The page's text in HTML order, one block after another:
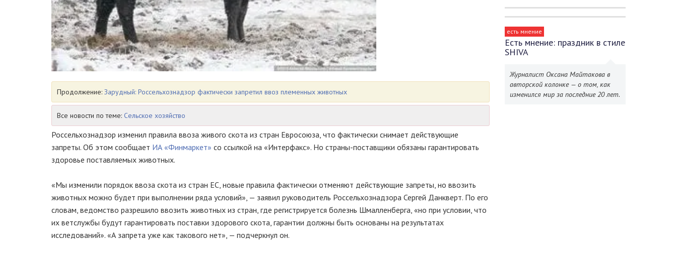
Продолжение: Зарудный: Россельхознадзор фактически запретил ввоз племенных животных
Все новости по теме: Сельское хозяйство
Россельхознадзор изменил правила ввоза живого скота из стран Евросоюза, что фактически снимает действующие
запреты. Об этом сообщает ИА «Финмаркет» со ссылкой на «Интерфакс». Но страны-поставщики обязаны гарантировать
здоровье поставляемых животных.
«Мы изменили порядок ввоза скота из стран ЕС, новые правила фактически отменяют действующие запреты, но ввозить
животных можно будет при выполнении ряда условий», — заявил руководитель Россельхознадзора Сергей Данкверт. По его
словам, ведомство разрешило ввозить животных из стран, где регистрируется болезнь Шмалленберга, «но при условии, что
их ветслужбы будут гарантировать поставки здорового скота, гарантии должны быть основаны на результатах
исследований». «А запрета уже как такового нет», — подчеркнул он.
есть мнение
Есть мнение: праздник в стиле
SHIVA
Журналист Оксана Майтакова в
авторской колонке — о том, как
изменился мир за последние 20 лет.